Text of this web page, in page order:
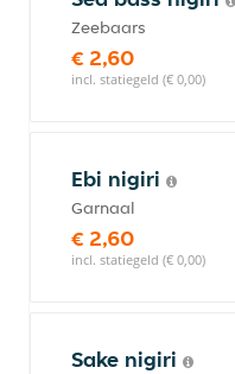
Zeebaars
€ 2,60
incl. statiegeld (€ 0,00)
Ebi nigiri
Garnaal
€ 2,60
incl. statiegeld (€ 0,00)
Sake nigiri